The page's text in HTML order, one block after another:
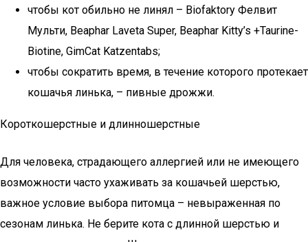
чтобы кот обильно не линял – Biofaktory Фелвит
Мульти, Beaphar Laveta Super, Beaphar Kitty’s +Taurine-
Biotine, GimCat Katzentabs;
чтобы сократить время, в течение которого протекает
кошачья линька, – пивные дрожжи.
Короткошерстные и длинношерстные
Для человека, страдающего аллергией или не имеющего
возможности часто ухаживать за кошачьей шерстью,
важное условие выбора питомца – невыраженная по
сезонам линька. Не берите кота с длинной шерстью и